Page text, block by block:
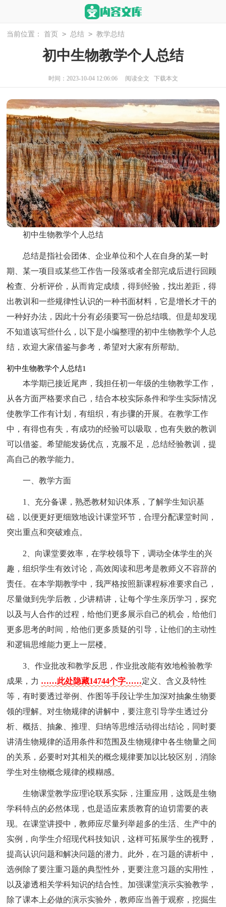
当前位置： 首页 > 总结 > 教学总结
初中生物教学个人总结
时间：2023-10-04 12:06:06 阅读全文 下载本文
初中生物教学个人总结
总结是指社会团体、企业单位和个人在自身的某一时
期、某一项目或某些工作告一段落或者全部完成后进行回顾
检查、分析评价，从而肯定成绩，得到经验，找出差距，得
出教训和一些规律性认识的一种书面材料，它是增长才干的
一种好办法，因此十分有必须要写一份总结哦。但是却发现
不知道该写些什么，以下是小编整理的初中生物教学个人总
结，欢迎大家借鉴与参考，希望对大家有所帮助。
初中生物教学个人总结1
本学期已接近尾声，我担任初一年级的生物教学工作，
从各方面严格要求自己，结合本校实际条件和学生实际情况
使教学工作有计划，有组织，有步骤的开展。在教学工作
中，有得也有失，有成功的经验可以吸取，也有失败的教训
可以借鉴。希望能发扬优点，克服不足，总结经验教训，提
高自己的教学能力。
一、教学方面
1、充分备课，熟悉教材知识体系，了解学生知识基
础，以便更好更细致地设计课堂环节，合理分配课堂时间，
突出重点和突破难点。
2、向课堂要效率，在学校领导下，调动全体学生的兴
趣，组织学生有效讨论，高效阅读和思考是教师义不容辞的
责任。在本学期教学中，我严格按照新课程标准要求自己，
尽量做到先学后教，少讲精讲，让每个学生亲历学习，探究
以及与人合作的过程，给他们更多展示自己的机会，给他们
更多思考的时间，给他们更多质疑的引导，让他们的主动性
和逻辑思维能力更上一层楼。
3、作业批改和教学反思，作业批改能有效地检验教学
成果，力 ……此处隐藏14744个字……定义、含义及特性
等，有时要透过举例、作图等手段让学生加深对抽象生物要
领的理解。对生物规律的讲解中，要注意引导学生透过分
析、概括、抽象、推理、归纳等思维活动得出结论，同时要
讲清生物规律的适用条件和范围及生物规律中各生物量之间
的关系，必要时对其相关的概念规律要加以比较区别，消除
学生对生物概念规律的模糊感。
生物课堂教学应理论联系实际，注重应用，这既是生物
学科特点的必然体现，也是适应素质教育的迫切需要的表
现。在课堂讲授中，教师应尽量列举超多的生活、生产中的
实例，向学生介绍现代科技知识，这样可拓展学生的视野，
提高认识问题和解决问题的潜力。此外，在习题的讲析中，
选例除了要注重习题的典型性外，更要注意习题的实用性，
以及渗透相关学科知识的结合性。加强课堂演示实验教学，
除了课本上必做的演示实验外，教师应当善于观察，挖掘生